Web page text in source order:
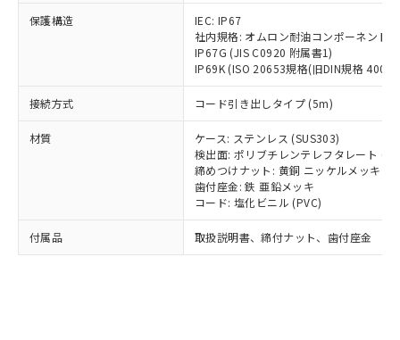
保護構造
IEC: IP67
社内規格: オムロン耐油コンポーネント
IP67G (JIS C0920 附属書1)
IP69K (ISO 20653規格(旧DIN規格
接続方式 コード引き出しタイプ (5m)
材質
ケース: ステンレス (SUS303)
検出面: ポリブチレンテレフタレート
締めつけナット: 黄銅 ニッケルメッキ
歯付座金: 鉄 亜鉛メッキ
コード: 塩化ビニル (PVC)
付属品 取扱説明書、締付ナット、歯付座金
覧された時点での実際の在庫および標
準価格とは異なる場合があることをご
正式な納期状況および標準価格はお客
様のお取引先、またはお客様担当のオ
ムロン制御機器販売店・当社販売員に
ご相談ください。
オムロン制御機器販売店や当社販売拠
販売ネットワーク
」をご確認
在庫状況および標準価格結果を当社の
事前の承諾なく第三者に漏洩または開
示しないようお願いします。
マイパーツ機能（部品リスト作成サー
ミウム(Cd) 100ppm以下、
六価クロム(Cr(Ⅵ)) 1000ppm以下、ポリ臭化ビフェニル
類(PBB) 1000ppm以下、ポリ臭化ジフェニルエーテル類
(PBDE) 1000ppm以下、フタル酸ビス(2-エチルヘキシ
ル) (DEHP)(別名：DOP) 1000ppm以下、フタル酸ブチ
ルベンジル（BBP） 1000ppm以下、フタル酸ジブチル
（DBP） 1000ppm以下、フタル酸ジイソブチル
(DIBP) 1000ppm以下
但し、RoHS指令で産業用監視および制御機器に対する
フタル酸エステル類の４物質については閾値を超える意
図的な使用がないことを確認しています。
部品在庫の切り替え状況などにより、予定
月が前後することがあります。
Pb(鉛) :1000ppm、 Hg(水銀) : 1000ppm、 Cd(カドミウ
ム) : 100ppm、
Cr(Ⅵ)(六価クロム) : 1000ppm、 PBBs(ポリ臭化ビフェ
ニル類) : 1000ppm、 PBDEs(ポリ臭化ジフェニルエーテ
DBP(フタル酸ジブチル) : 1000ppm、 DIBP(フタル酸ジ
イソブチル) : 1000ppm、 BBP(フタル酸ブチルベンジ
ル) : 1000ppm、
DEHP(フタル酸ビス(2-エチルヘキシル)) : 1000ppm
※2 環境保護使用期限
「ｅ」：有害物質（10物質）のすべてが基
準値以下であることを示します。
「10」：通常の使用状況下において有害物
質が外部に漏えいし、環境に深刻な影響を
可)を取得するなどの必要な手続きを
当社は規制貨物を破棄する場合は、完
全に破砕するなど、違法に輸出されな
いよう必要な手段を講じます。
当社は貴社製品を、核兵器、ミサイ
ル、化学兵器、生物兵器またはその他
武器並びにこれらの製造装置等に一切
使用いたしません。
当社は、貴社製品を第三者に販売する
場合は、上記1、2および3の内容を当
該第三者に通知します。また当社は、
販売先および販売に係わる関係者が違
法に輸出するおそれがある場合は、取
一定数以上の在庫あり
一定数には満たないが在庫あり
在庫なし(最新の在庫状況につ
いては、お客様のお取引先、ま
たはお客様担当のオムロン制御
機器販売店・当社販売員にご確
認ください)
受注生産機種、また在庫状況の